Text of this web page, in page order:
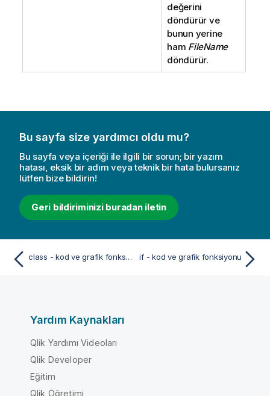
değerini
döndürür ve
bunun yerine
ham FileName
döndürür.
Bu sayfa size yardımcı oldu mu?
Bu sayfa veya içeriği ile ilgili bir sorun; bir yazım
hatası, eksik bir adım veya teknik bir hata bulursanız
lütfen bize bildirin!
Geri bildiriminizi buradan iletin
class - kod ve grafik fonksiyonu if - kod ve grafik fonksiyonu
Yardım Kaynakları
Qlik Yardımı Videoları
Qlik Developer
Eğitim
Qlik Öğretimi